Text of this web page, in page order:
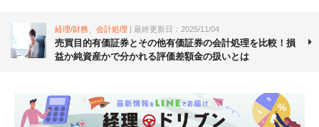
経理/財務、会計処理 | 最終更新日：2025/11/04
売買目的有価証券とその他有価証券の会計処理を比較！損
益か純資産かで分かれる評価差額金の扱いとは